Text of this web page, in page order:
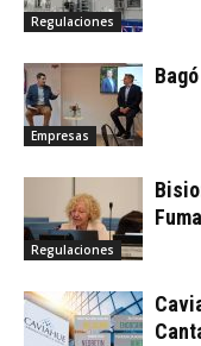
Regulaciones
Empresas
Regulaciones